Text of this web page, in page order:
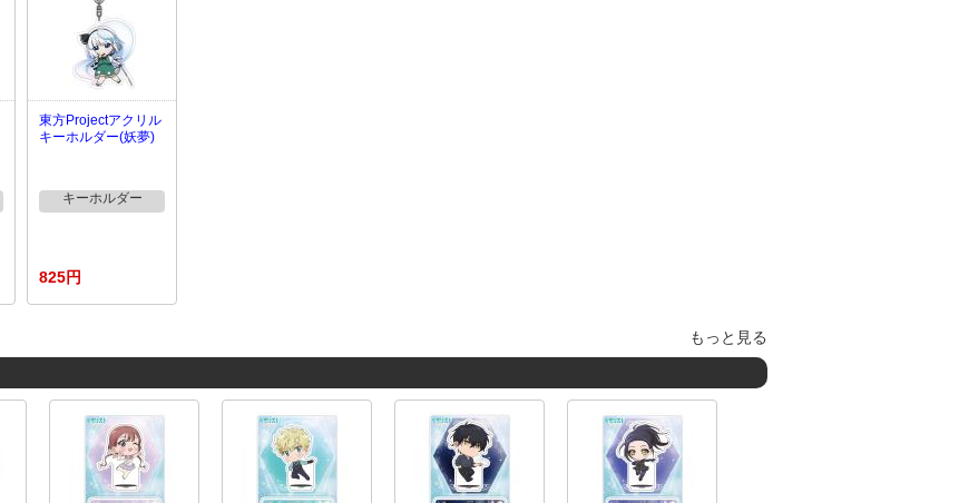
東方Projectアクリル
キーホルダー(妖夢)
キーホルダー
825円
もっと見る